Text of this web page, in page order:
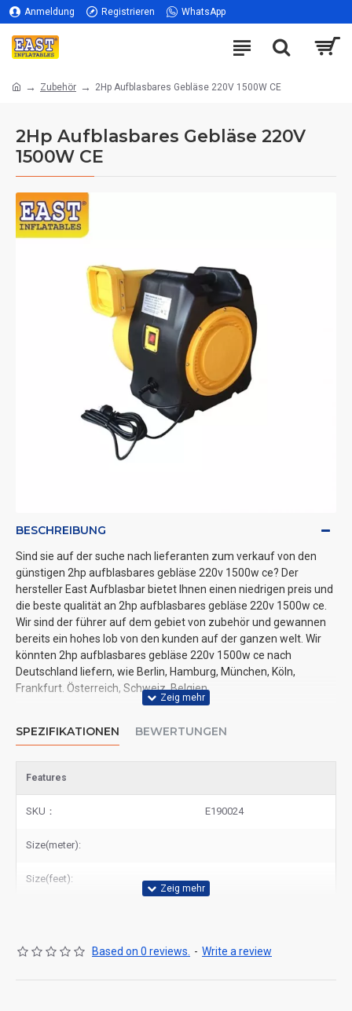
Anmeldung Registrieren WhatsApp
Zubehör 2Hp Aufblasbares Gebläse 220V 1500W CE
2Hp Aufblasbares Gebläse 220V
1500W CE
BESCHREIBUNG
Sind sie auf der suche nach lieferanten zum verkauf von den
günstigen 2hp aufblasbares gebläse 220v 1500w ce? Der
hersteller East Aufblasbar bietet Ihnen einen niedrigen preis und
die beste qualität an 2hp aufblasbares gebläse 220v 1500w ce.
Wir sind der führer auf dem gebiet von zubehör und gewannen
bereits ein hohes lob von den kunden auf der ganzen welt. Wir
könnten 2hp aufblasbares gebläse 220v 1500w ce nach
Deutschland liefern, wie Berlin, Hamburg, München, Köln,
Frankfurt. Österreich, Schweiz, Belgien.
SPEZIFIKATIONEN BEWERTUNGEN
Features
SKU： E190024
Size(meter):
Size(feet):
Based on 0 reviews. - Write a review